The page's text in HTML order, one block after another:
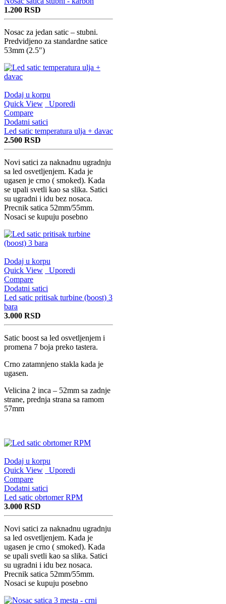
1.200 RSD
Nosac za jedan satic – stubni.
Predvidjeno za standardne satice
53mm (2.5″)
Dodaj u korpu
Quick View
Uporedi
Compare
Dodatni satici
Led satic temperatura ulja + davac
2.500 RSD
Novi satici za naknadnu ugradnju
sa led osvetljenjem. Kada je
ugasen je crno ( smoked). Kada
se upali svetli kao sa slika. Satici
su ugradni i idu bez nosaca.
Precnik satica 52mm/55mm.
Nosaci se kupuju posebno
Dodaj u korpu
Quick View
Uporedi
Compare
Dodatni satici
Led satic pritisak turbine (boost) 3
bara
3.000 RSD
Satic boost sa led osvetljenjem i
promena 7 boja preko tastera.
Crno zatamnjeno stakla kada je
ugasen.
Velicina 2 inca – 52mm sa zadnje
strane, prednja strana sa ramom
57mm
Dodaj u korpu
Quick View
Uporedi
Compare
Dodatni satici
Led satic obrtomer RPM
3.000 RSD
Novi satici za naknadnu ugradnju
sa led osvetljenjem. Kada je
ugasen je crno ( smoked). Kada
se upali svetli kao sa slika. Satici
su ugradni i idu bez nosaca.
Precnik satica 52mm/55mm.
Nosaci se kupuju posebno